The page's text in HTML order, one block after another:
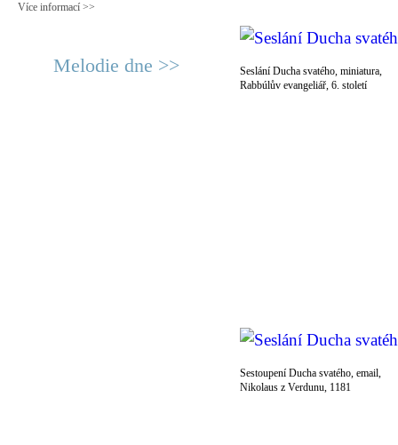
Více informací >>
Melodie dne >>
Seslání Ducha svatého, miniatura,
Rabbúlův evangeliář, 6. století
Sestoupení Ducha svatého, email,
Nikolaus z Verdunu, 1181